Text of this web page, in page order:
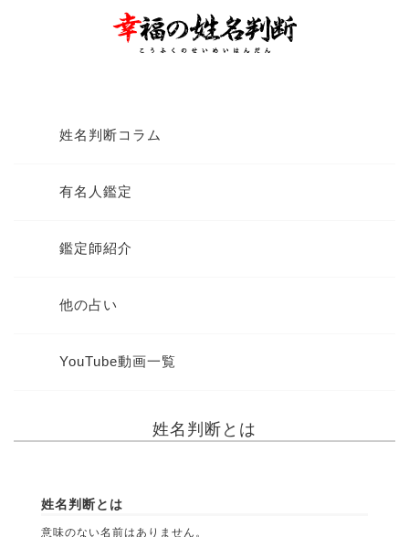
姓名判断コラム
有名人鑑定
鑑定師紹介
他の占い
YouTube動画一覧
姓名判断とは
姓名判断とは
意味のない名前はありません。